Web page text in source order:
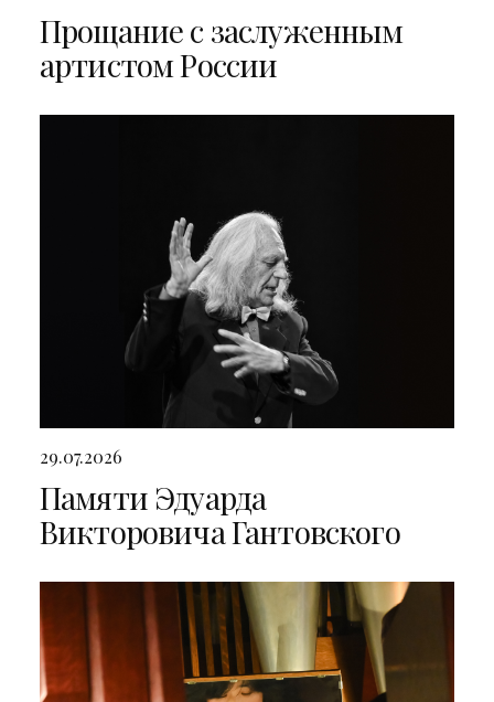
Прощание с заслуженным
артистом России
29.07.2026
Памяти Эдуарда
Викторовича Гантовского